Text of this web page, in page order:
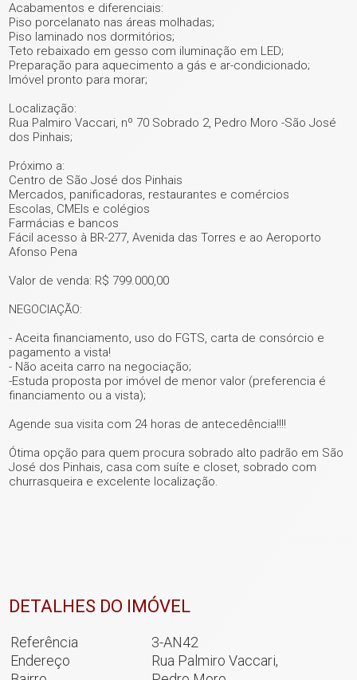
+ 46
Acabamentos e diferenciais:
Piso porcelanato nas áreas molhadas;
Piso laminado nos dormitórios;
Teto rebaixado em gesso com iluminação em LED;
Preparação para aquecimento a gás e ar-condicionado;
Imóvel pronto para morar;
Localização:
Rua Palmiro Vaccari, nº 70 Sobrado 2, Pedro Moro -São José
dos Pinhais;
Próximo a:
Centro de São José dos Pinhais
Mercados, panificadoras, restaurantes e comércios
Escolas, CMEIs e colégios
Farmácias e bancos
Fácil acesso à BR-277, Avenida das Torres e ao Aeroporto
Afonso Pena
Valor de venda: R$ 799.000,00
NEGOCIAÇÃO:
- Aceita financiamento, uso do FGTS, carta de consórcio e
pagamento a vista!
- Não aceita carro na negociação;
-Estuda proposta por imóvel de menor valor (preferencia é
financiamento ou a vista);
Agende sua visita com 24 horas de antecedência!!!!
Ótima opção para quem procura sobrado alto padrão em São
José dos Pinhais, casa com suíte e closet, sobrado com
churrasqueira e excelente localização.
DETALHES DO IMÓVEL
Referência
3-AN42
Endereço
Rua Palmiro Vaccari,